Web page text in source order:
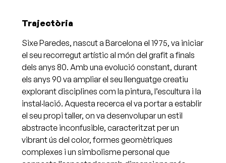
Trajectòria
Sixe Paredes, nascut a Barcelona el 1975, va iniciar
el seu recorregut artístic al món del grafit a finals
dels anys 80. Amb una evolució constant, durant
els anys 90 va ampliar el seu llenguatge creatiu
explorant disciplines com la pintura, l’escultura i la
instal·lació. Aquesta recerca el va portar a establir
el seu propi taller, on va desenvolupar un estil
abstracte inconfusible, caracteritzat per un
vibrant ús del color, formes geomètriques
complexes i un simbolisme personal que